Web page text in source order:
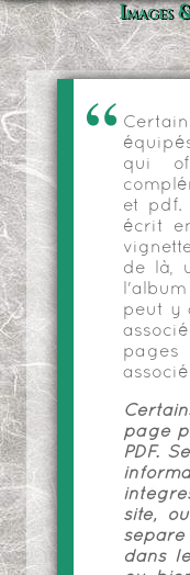
Images
qui
et pdf.
écrit
de là,
peut y
page
PDF.
site,
dans